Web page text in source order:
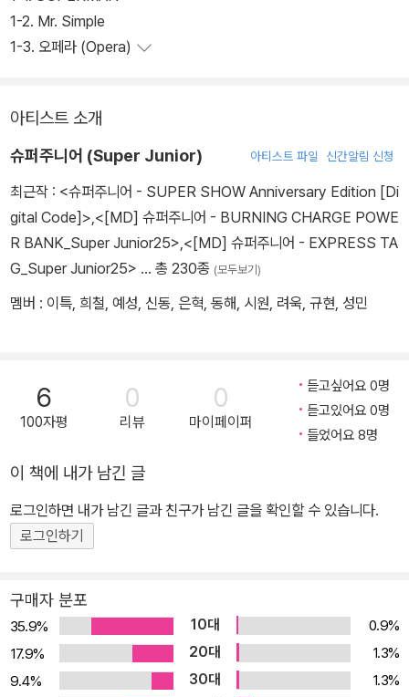
1-2. Mr. Simple
1-3. 오페라 (Opera)
아티스트 소개
슈퍼주니어 (Super Junior) 아티스트 파일 신간알림 신청
최근작 : <슈퍼주니어 - SUPER SHOW Anniversary Edition [Di
gital Code]>,<[MD] 슈퍼주니어 - BURNING CHARGE POWE
R BANK_Super Junior25>,<[MD] 슈퍼주니어 - EXPRESS TA
G_Super Junior25> … 총 230종 (모두보기)
멤버 : 이특, 희철, 예성, 신동, 은혁, 동해, 시원, 려욱, 규현, 성민
6
100자평
0
리뷰
0
마이페이퍼
듣고싶어요 0명
듣고있어요 0명
들었어요 8명
이 책에 내가 남긴 글
로그인하면 내가 남긴 글과 친구가 남긴 글을 확인할 수 있습니다.
로그인하기
구매자 분포
35.9% 10대
0.9%
17.9%
20대
1.3%
9.4%
30대
1.3%